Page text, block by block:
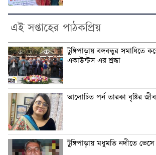
এই সপ্তাহের পাঠকপ্রিয়
টুঙ্গিপাড়ায় বঙ্গবন্ধুর সমাধিতে
একাউন্টস এর শ্রদ্ধা
আলোচিত পর্ন তারকা বৃষ্টির
টুঙ্গিপাড়ায় মধুমতি নদীতে